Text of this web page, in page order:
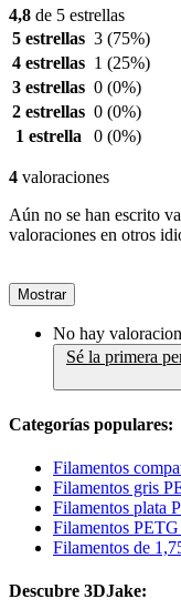
4,8 de 5 estrellas
5 estrellas 3 (75%)
4 estrellas 1 (25%)
3 estrellas 0 (0%)
2 estrellas 0 (0%)
1 estrella
0 (0%)
4 valoraciones
Aún no se han escrito
valoraciones en otros
Mostrar
No hay
Sé la primera
Categorías populares:
Filamentos
Filamentos gris
Filamentos plata
Filamentos
Filamentos de
Descubre 3DJake: